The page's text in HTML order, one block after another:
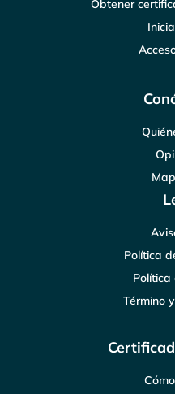
Obtener
Política
Política
Término